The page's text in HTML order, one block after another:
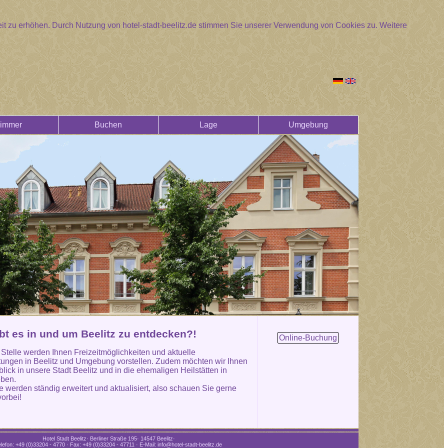
zu erhöhen. Durch Nutzung von hotel-stadt-beelitz.de stimmen Sie unserer Verwendung von Cookies zu.Weitere
Buchen Lage Umgebung
es in und um Beelitz zu entdecken?!
werden Ihnen Freizeitmöglichkeiten und aktuelle
in Beelitz und Umgebung vorstellen. Zudem möchten wir Ihnen
in unsere Stadt Beelitz und in die ehemaligen Heilstätten in
werden ständig erweitert und aktualisiert, also schauen Sie gerne
Online-Buchung
Hotel Stadt Beelitz· Berliner Straße 195· 14547 Beelitz·
+49 (0)33204 - 4770 · Fax: +49 (0)33204 - 47711 · E-Mail: info@hotel-stadt-beelitz.de